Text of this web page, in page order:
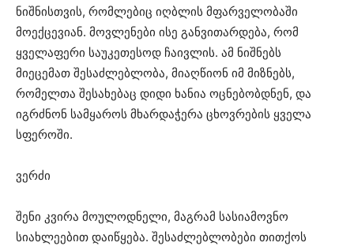
ნიშნისთვის, რომლებიც იღბლის მფარველობაში
მოექცევიან. მოვლენები ისე განვითარდება, რომ
ყველაფერი საუკეთესოდ ჩაივლის. ამ ნიშნებს
მიეცემათ შესაძლებლობა, მიაღწიონ იმ მიზნებს,
რომელთა შესახებაც დიდი ხანია ოცნებობდნენ, და
იგრძნონ სამყაროს მხარდაჭერა ცხოვრების ყველა
სფეროში.
ვერძი
შენი კვირა მოულოდნელი, მაგრამ სასიამოვნო
სიახლეებით დაიწყება. შესაძლებლობები თითქოს